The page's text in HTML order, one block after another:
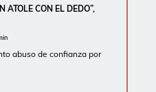
ATOLE CON EL DEDO”,
abuso de confianza por